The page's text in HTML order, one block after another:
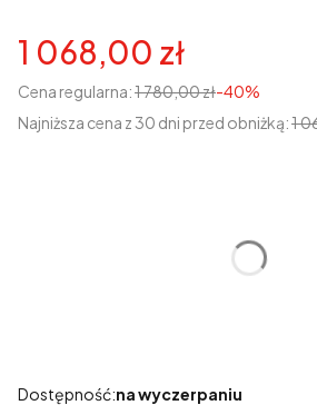
1 068,00 zł
Cena regularna:1 780,00 zł-40%
Najniższa cena z 30 dni przed obniżką:1
Dostępność:na wyczerpaniu